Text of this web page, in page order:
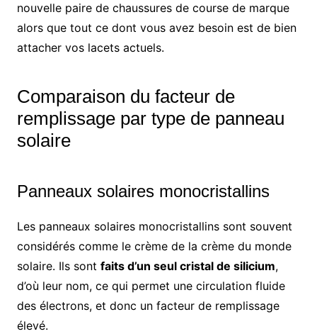
nouvelle paire de chaussures de course de marque
alors que tout ce dont vous avez besoin est de bien
attacher vos lacets actuels.
Comparaison du facteur de
remplissage par type de panneau
solaire
Panneaux solaires monocristallins
Les panneaux solaires monocristallins sont souvent
considérés comme le crème de la crème du monde
solaire. Ils sont faits d’un seul cristal de silicium,
d’où leur nom, ce qui permet une circulation fluide
des électrons, et donc un facteur de remplissage
élevé.